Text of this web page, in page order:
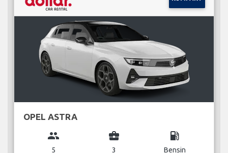
OPEL ASTRA
group
5
business_center
3
local_gas_station
Bensin